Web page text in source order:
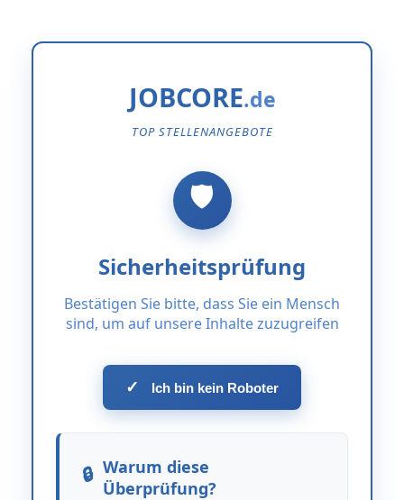
JOBCORE
TOP STELLENANGEBOTE
Sicherheitsprüfung
Bestätigen Sie bitte, dass Sie ein Mensch
sind, um auf unsere Inhalte zuzugreifen
✓ Ich bin kein Roboter
Warum diese
Überprüfung?